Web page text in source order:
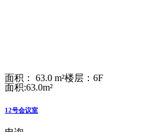
面积： 63.0 m²楼层：6F
面积:63.0m²
12号会议室